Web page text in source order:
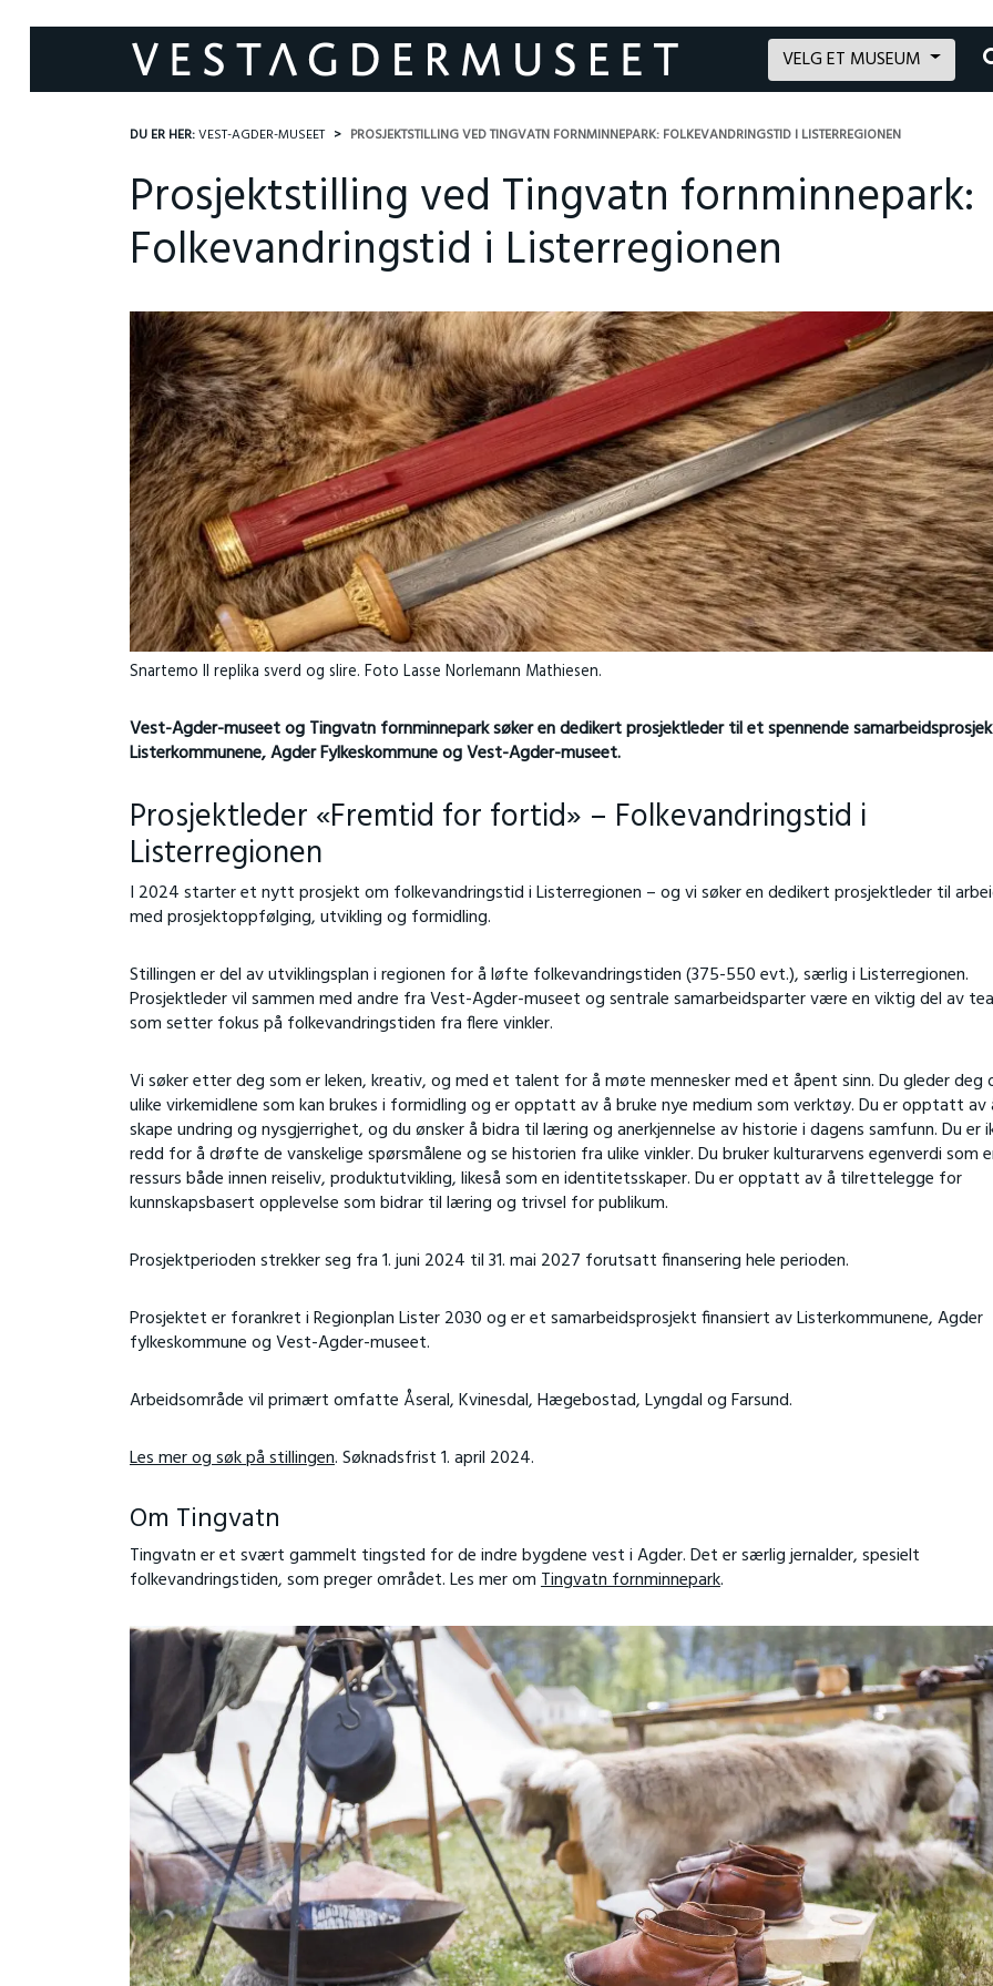
VELG ET MUSEUM
DU ER HER:VEST-AGDER-MUSEET PROSJEKTSTILLING VED TINGVATN FORNMINNEPARK: FOLKEVANDRINGSTID I LISTERREGIONEN
Prosjektstilling ved Tingvatn fornminnepark:
Folkevandringstid i Listerregionen
Snartemo II replika sverd og slire. Foto Lasse Norlemann Mathiesen.
Vest-Agder-museet og Tingvatn fornminnepark søker en dedikert prosjektleder til et spennende
Listerkommunene, Agder Fylkeskommune og Vest-Agder-museet.
Prosjektleder «Fremtid for fortid» – Folkevandringstid i
Listerregionen
I 2024 starter et nytt prosjekt om folkevandringstid i Listerregionen – og vi søker en dedikert prosjektleder til
med prosjektoppfølging, utvikling og formidling.
Stillingen er del av utviklingsplan i regionen for å løfte folkevandringstiden (375-550 evt.), særlig i Listerregionen.
Prosjektleder vil sammen med andre fra Vest-Agder-museet og sentrale samarbeidsparter være en viktig del av
som setter fokus på folkevandringstiden fra flere vinkler.
Vi søker etter deg som er leken, kreativ, og med et talent for å møte mennesker med et åpent sinn. Du gleder deg
ulike virkemidlene som kan brukes i formidling og er opptatt av å bruke nye medium som verktøy. Du er opptatt av
skape undring og nysgjerrighet, og du ønsker å bidra til læring og anerkjennelse av historie i dagens samfunn. Du er
redd for å drøfte de vanskelige spørsmålene og se historien fra ulike vinkler. Du bruker kulturarvens egenverdi som
ressurs både innen reiseliv, produktutvikling, likeså som en identitetsskaper. Du er opptatt av å tilrettelegge for
kunnskapsbasert opplevelse som bidrar til læring og trivsel for publikum.
Prosjektperioden strekker seg fra 1. juni 2024 til 31. mai 2027 forutsatt finansering hele perioden.
Prosjektet er forankret i Regionplan Lister 2030 og er et samarbeidsprosjekt finansiert av Listerkommunene, Agder
fylkeskommune og Vest-Agder-museet.
Arbeidsområde vil primært omfatte Åseral, Kvinesdal, Hægebostad, Lyngdal og Farsund.
Les mer og søk på stillingen. Søknadsfrist 1. april 2024.
Om Tingvatn
Tingvatn er et svært gammelt tingsted for de indre bygdene vest i Agder. Det er særlig jernalder, spesielt
folkevandringstiden, som preger området. Les mer omTingvatn fornminnepark.